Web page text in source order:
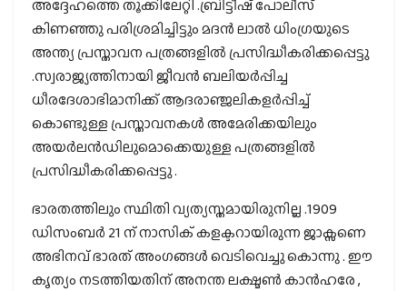
അദ്ദേഹത്തെ തൂക്കിലേറ്റി .ബ്രിട്ടീഷ് പോലീസ്
കിണഞ്ഞു പരിശ്രമിച്ചിട്ടും മദൻ ലാൽ ധിംഗ്രയുടെ
അന്ത്യ പ്രസ്താവന പത്രങ്ങളിൽ പ്രസിദ്ധീകരിക്കപ്പെട്ടു
.സ്വരാജ്യത്തിനായി ജീവൻ ബലിയർപ്പിച്ച
ധീരദേശാഭിമാനിക്ക് ആദരാഞ്ജലികളർപ്പിച്ച്
കൊണ്ടുള്ള പ്രസ്താവനകൾ അമേരിക്കയിലും
അയർലൻഡിലുമൊക്കെയുള്ള പത്രങ്ങളിൽ
പ്രസിദ്ധീകരിക്കപ്പെട്ടു .
ഭാരതത്തിലും സ്ഥിതി വ്യത്യസ്തമായിരുനില്ല .1909
ഡിസംബർ 21 ന് നാസിക് കളക്ടറായിരുന്ന ജാക്സണെ
അഭിനവ് ഭാരത് അംഗങ്ങൾ വെടിവെച്ചു കൊന്നു . ഈ
കൃത്യം നടത്തിയതിന് അനന്ത ലക്ഷ്മൺ കാൻഹരേ ,